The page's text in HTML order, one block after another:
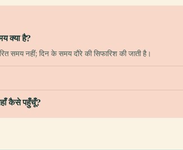
क्या है?
समय नहीं; दिन के समय दौरे की सिफारिश की जाती है।
कैसे पहुँचूँ?